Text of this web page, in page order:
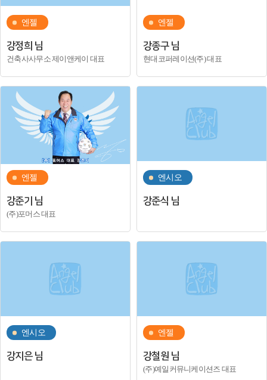
엔젤
강정희 님
건축사사무소 제이앤케이 대표
엔젤
강종구 님
현대코퍼레이션(주) 대표
엔젤
강준기 님
(주)포머스 대표
엔시오
강준식 님
엔시오
강지은 님
엔젤
강철원 님
(주)예일커뮤니케이션즈 대표